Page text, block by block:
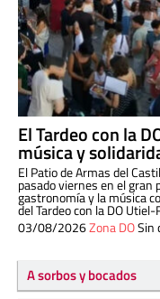
El Tardeo con la
música y
El Patio de Armas del
pasado viernes en el gran
gastronomía y la música
del Tardeo con la DO Utiel-
03/08/2026Zona DOSin
A sorbos y bocados